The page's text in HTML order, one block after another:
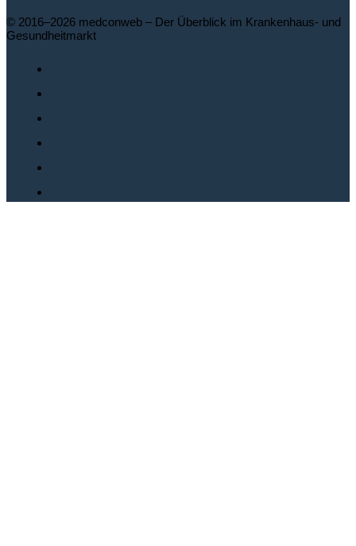
© 2016–2026 medconweb – Der Überblick im Krankenhaus- und
Gesundheitmarkt